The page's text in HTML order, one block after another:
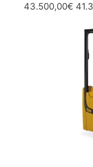
43.500,00€